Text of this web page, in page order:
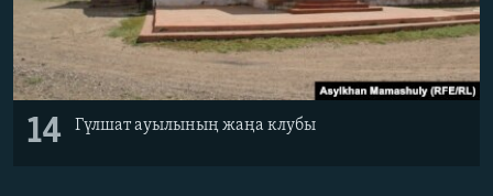
14 Гүлшат ауылының жаңа клубы